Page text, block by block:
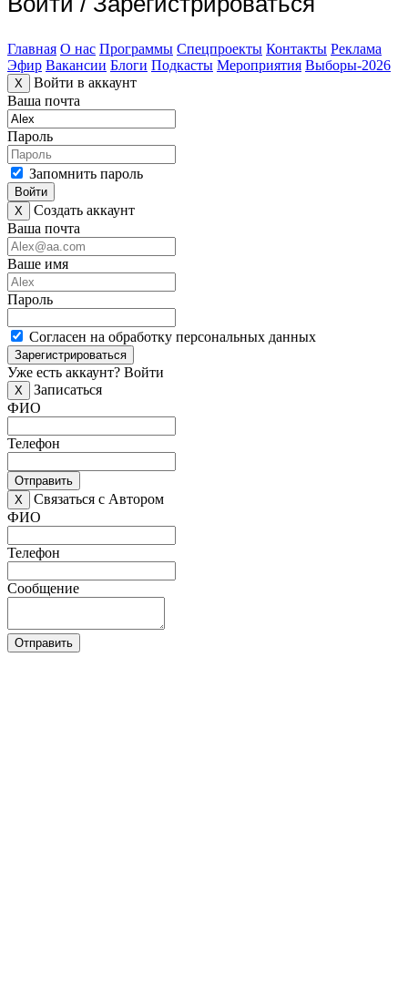
Главная О нас Программы Спецпроекты Контакты Реклама
Эфир Вакансии Блоги Подкасты Мероприятия Выборы-2026
X
Войти в аккаунт
Ваша почта
Пароль
Запомнить пароль
Войти
X
Создать аккаунт
Ваша почта
Ваше имя
Пароль
Согласен на обработку персональных данных
Зарегистрироваться
Уже есть аккаунт? Войти
X
Записаться
ФИО
Телефон
Отправить
X
Связаться с Автором
ФИО
Телефон
Сообщение
Отправить